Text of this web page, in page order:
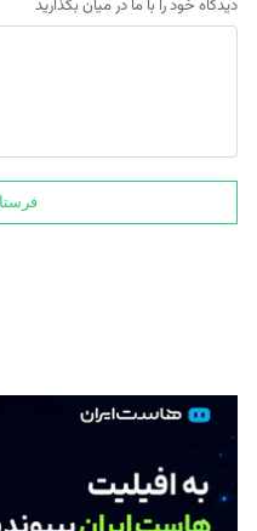
دیدگاه خود را با ما در میان بگذارید